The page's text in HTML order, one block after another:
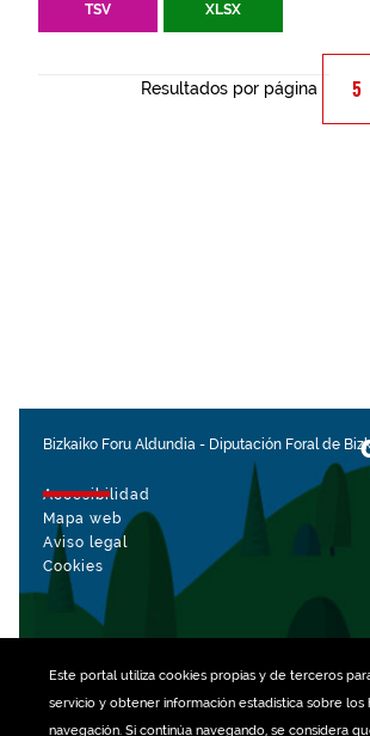
Este portal utiliza cookiespropias y de terceros
servicio y obtener información estadística sobre los
navegación. Si continúa navegando, se considera
TSV XLSX
Resultados por página
Bizkaiko Foru Aldundia - Diputación Foral de
Accesibilidad
Mapa web
Aviso legal
Cookies